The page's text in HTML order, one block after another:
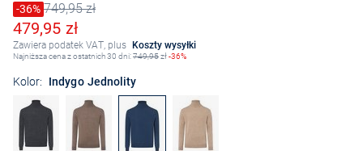
Cena obniżona o
-36%
Stara cena749,95 zł
Obniżona cena
479,95 zł
Zawiera podatek VAT, plus Koszty wysyłki
Najniższa cena z ostatnich 30 dni:749,95zł-36%
Kolor: Indygo Jednolity